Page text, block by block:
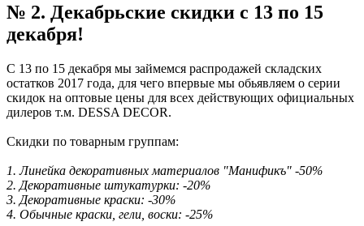
№ 2. Декабрьские скидки с 13 по 15
декабря!
С 13 по 15 декабря мы займемся распродажей складских
остатков 2017 года, для чего впервые мы обьявляем о серии
скидок на оптовые цены для всех действующих официальных
дилеров т.м. DESSA DECOR.
Скидки по товарным группам:
1. Линейка декоративных материалов "Манификъ" -50%
2. Декоративные штукатурки: -20%
3. Декоративные краски: -30%
4. Обычные краски, гели, воски: -25%